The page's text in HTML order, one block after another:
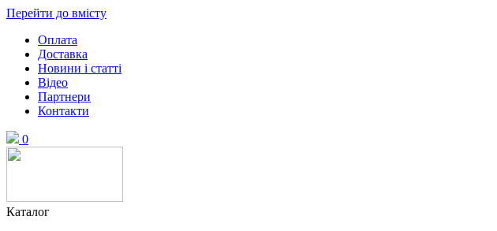
Перейти до вмісту
Оплата
Доставка
Новини і статті
Відео
Партнери
Контакти
0
Каталог